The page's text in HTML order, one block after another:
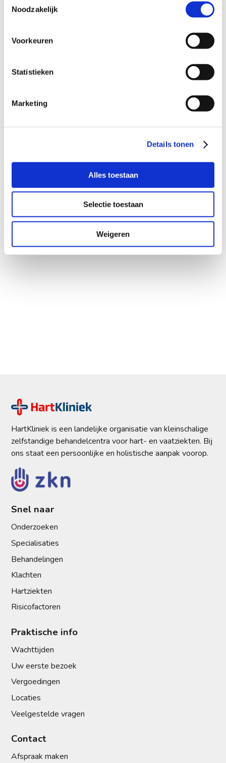
Noodzakelijk
Voorkeuren
Statistieken
Marketing
Details tonen
Alles toestaan
Selectie toestaan
Weigeren
Ester Oudejans dr. Ivo Joosen
HartKliniek is een landelijke organisatie van kleinschalige
zelfstandige behandelcentra voor hart- en vaatziekten. Bij
ons staat een persoonlijke en holistische aanpak voorop.
Snel naar
Onderzoeken
Specialisaties
Behandelingen
Klachten
Hartziekten
Risicofactoren
Praktische info
Wachttijden
Uw eerste bezoek
Vergoedingen
Locaties
Veelgestelde vragen
Contact
Afspraak maken